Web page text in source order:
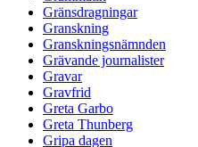
Gränsdragningar
Granskning
Granskningsnämnden
Grävande journalister
Gravar
Gravfrid
Greta Garbo
Greta Thunberg
Gripa dagen